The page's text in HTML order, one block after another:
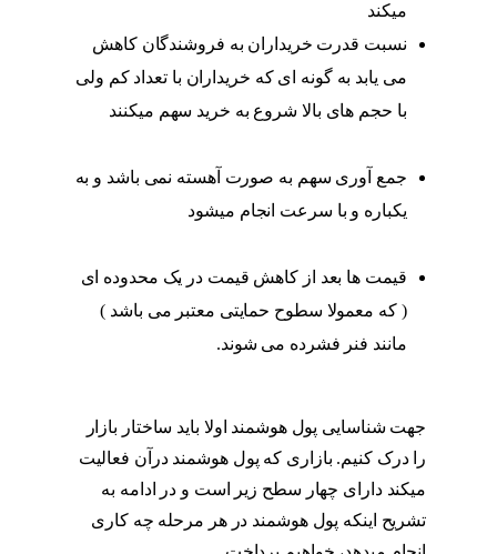
میکند
نسبت قدرت خریداران به فروشندگان کاهش
می یابد به گونه ای که خریداران با تعداد کم ولی
با حجم های بالا شروع به خرید سهم میکنند
جمع آوری سهم به صورت آهسته نمی باشد و به
یکباره و با سرعت انجام میشود
قیمت ها بعد از کاهش قیمت در یک محدوده ای
( که معمولا سطوح حمایتی معتبر می باشد )
مانند فنر فشرده می شوند.
جهت شناسایی پول هوشمند اولا باید ساختار بازار
را درک کنیم. بازاری که پول هوشمند درآن فعالیت
میکند دارای چهار سطح زیر است و در ادامه به
تشریح اینکه پول هوشمند در هر مرحله چه کاری